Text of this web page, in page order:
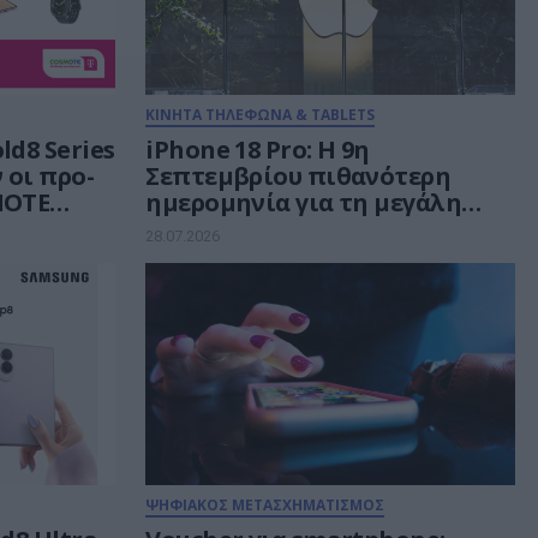
Series
οι προ-
ΚΙΝΗΤΑ ΤΗΛΕΦΩΝΑ & TABLETS
iPhone 18 Pro: H 9η
Σεπτεμβρίου πιθανότερη
ημερομηνία για τη μεγάλη
παρουσίαση της Apple
28.07.2026
ΨΗΦΙΑΚΟΣ ΜΕΤΑΣΧΗΜΑΤΙΣΜΟΣ